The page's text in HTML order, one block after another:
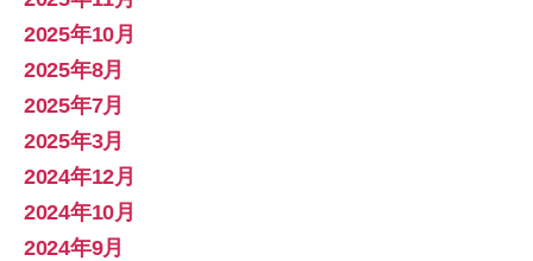
2025年10月
2025年8月
2025年7月
2025年3月
2024年12月
2024年10月
2024年9月